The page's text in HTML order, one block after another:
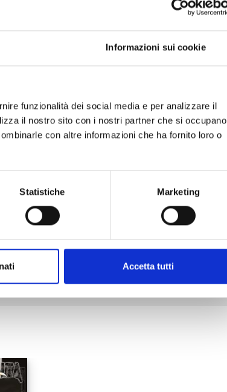
Informazioni sui cookie
funzionalità dei social media e per analizzare il
il nostro sito con i nostri partner che si occupano
con altre informazioni che ha fornito loro o
Statistiche Marketing
Accetta tutti
33